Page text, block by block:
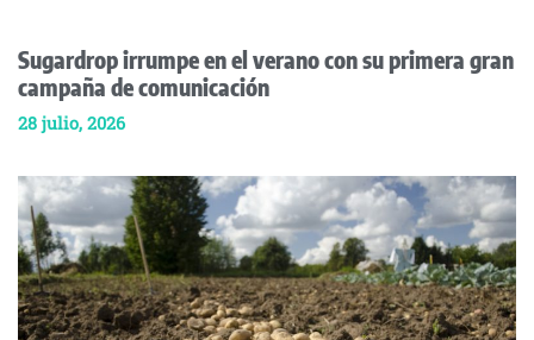
Sugardrop irrumpe en el verano con su primera gran
campaña de comunicación
28 julio, 2026